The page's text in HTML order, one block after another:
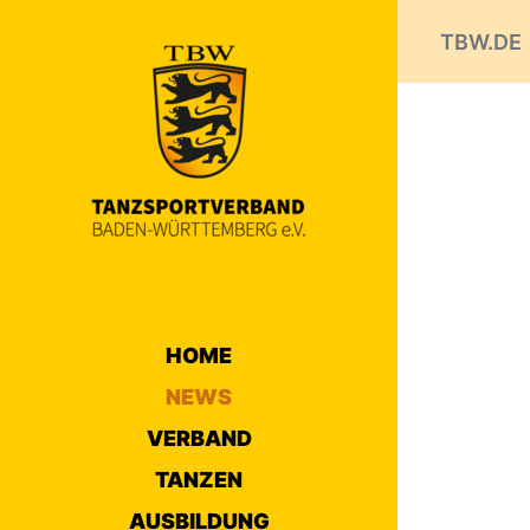
HOME
NEWS
VERBAND
TANZEN
AUSBILDUNG
TBW.DE